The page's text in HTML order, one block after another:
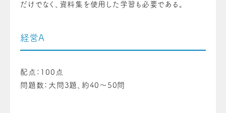
だけでなく、資料集を使用した学習も必要である。
経営A
配点：100点
問題数：大問3題、約40〜50問